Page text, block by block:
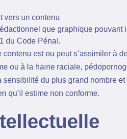
vers un contenu
que graphique pouvant
du Code Pénal.
est ou peut s’assimiler à
ou à la haine raciale,
du plus grand nombre et
qu’il estime non conforme.